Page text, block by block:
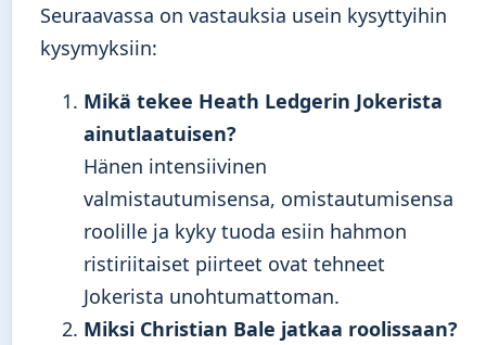
Seuraavassa on vastauksia usein kysyttyihin
kysymyksiin:
Mikä tekee Heath Ledgerin Jokerista
ainutlaatuisen?
Hänen intensiivinen
valmistautumisensa, omistautumisensa
roolille ja kyky tuoda esiin hahmon
ristiriitaiset piirteet ovat tehneet
Jokerista unohtumattoman.
Miksi Christian Bale jatkaa roolissaan?